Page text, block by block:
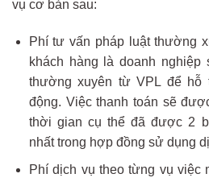
vụ cơ bản sau:
Phí tư vấn pháp luật thường
khách hàng là doanh
thường xuyên từ VPL để hỗ
động. Việc thanh toán sẽ
thời gian cụ thể đã được 2
nhất trong hợp đồng sử dụng
Phí dịch vụ theo từng vụ việc